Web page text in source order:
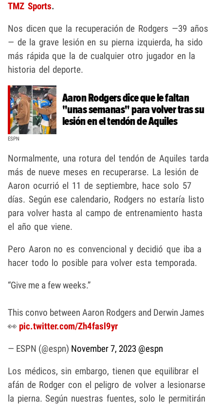
TMZ Sports.
Nos dicen que la recuperación de Rodgers —39 años
— de la grave lesión en su pierna izquierda, ha sido
más rápida que la de cualquier otro jugador en la
historia del deporte.
ESPN
Aaron Rodgers dice que le faltan
"unas semanas" para volver tras su
lesión en el tendón de Aquiles
Normalmente, una rotura del tendón de Aquiles tarda
más de nueve meses en recuperarse. La lesión de
Aaron ocurrió el 11 de septiembre, hace solo 57
días. Según ese calendario, Rodgers no estaría listo
para volver hasta al campo de entrenamiento hasta
el año que viene.
Pero Aaron no es convencional y decidió que iba a
hacer todo lo posible para volver esta temporada.
“Give me a few weeks.”
This convo between Aaron Rodgers and Derwin James
👀 pic.twitter.com/Zh4fasl9yr
— ESPN (@espn) November 7, 2023 @espn
Los médicos, sin embargo, tienen que equilibrar el
afán de Rodger con el peligro de volver a lesionarse
la pierna. Según nuestras fuentes, solo le permitirán